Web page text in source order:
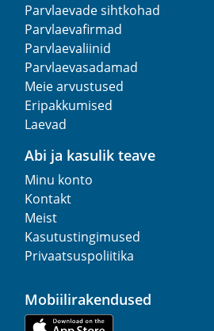
Parvlaevade sihtkohad
Parvlaevafirmad
Parvlaevaliinid
Parvlaevasadamad
Meie arvustused
Eripakkumised
Laevad
Abi ja kasulik teave
Minu konto
Kontakt
Meist
Kasutustingimused
Privaatsuspoliitika
Mobiilirakendused